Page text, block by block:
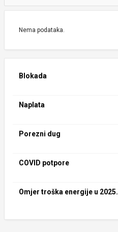
Nema podataka.
Blokada
Naplata
Porezni dug
COVID potpore
Omjer troška energije u 2025.